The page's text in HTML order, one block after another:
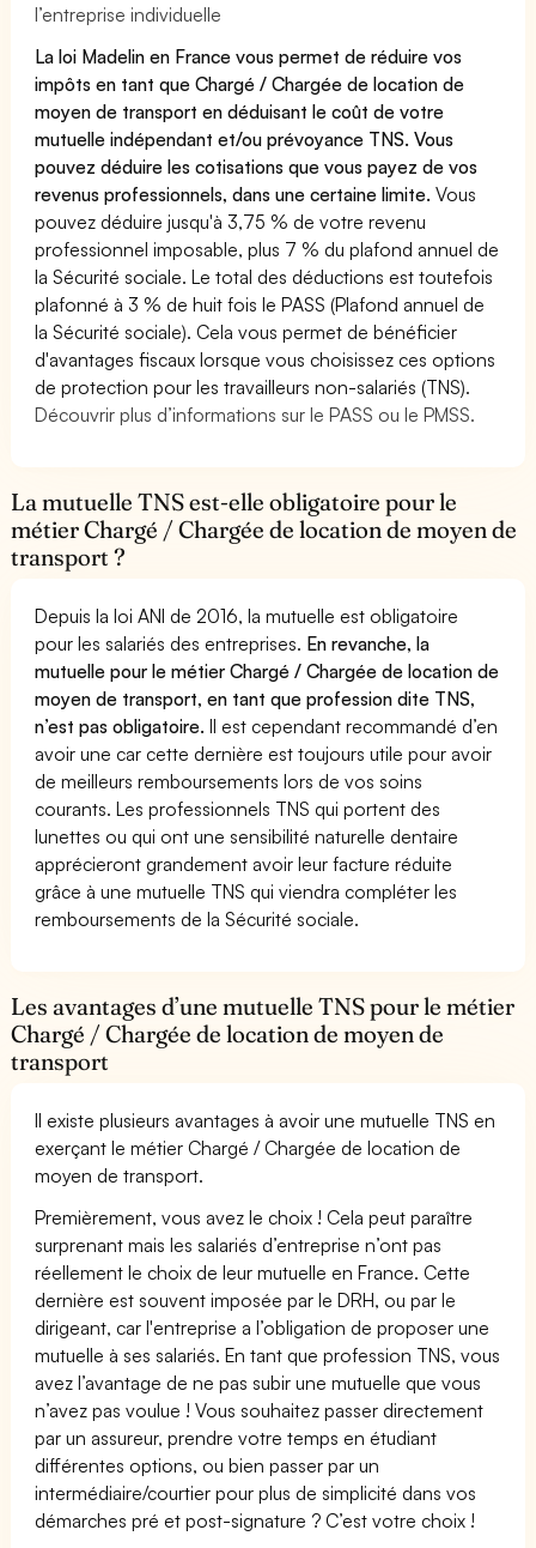
l’entreprise individuelle
La loi Madelin en France vous permet de réduire vos
impôts en tant que Chargé / Chargée de location de
moyen de transport en déduisant le coût de votre
mutuelle indépendant et/ou prévoyance TNS. Vous
pouvez déduire les cotisations que vous payez de vos
revenus professionnels, dans une certaine limite.Vous
pouvez déduire jusqu'à 3,75 % de votre revenu
professionnel imposable, plus 7 % du plafond annuel de
la Sécurité sociale. Le total des déductions est toutefois
plafonné à 3 % de huit fois le PASS (Plafond annuel de
la Sécurité sociale). Cela vous permet de bénéficier
d'avantages fiscaux lorsque vous choisissez ces options
de protection pour les travailleurs non-salariés (TNS).
Découvrir plus d’informations sur le PASS ou le PMSS.
La mutuelle TNS est-elle obligatoire pour le
métier Chargé / Chargée de location de moyen de
transport ?
Depuis la loi ANI de 2016, la mutuelle est obligatoire
pour les salariés des entreprises. En revanche, la
mutuelle pour le métier Chargé / Chargée de location de
moyen de transport, en tant que profession dite TNS,
n’est pas obligatoire.Il est cependant recommandé d’en
avoir une car cette dernière est toujours utile pour avoir
de meilleurs remboursements lors de vos soins
courants. Les professionnels TNS qui portent des
lunettes ou qui ont une sensibilité naturelle dentaire
apprécieront grandement avoir leur facture réduite
grâce à une mutuelle TNS qui viendra compléter les
remboursements de la Sécurité sociale.
Les avantages d’une mutuelle TNS pour le métier
Chargé / Chargée de location de moyen de
transport
Il existe plusieurs avantages à avoir une mutuelle TNS en
exerçant le métier Chargé / Chargée de location de
moyen de transport.
Premièrement, vous avez le choix ! Cela peut paraître
surprenant mais les salariés d’entreprise n’ont pas
réellement le choix de leur mutuelle en France. Cette
dernière est souvent imposée par le DRH, ou par le
dirigeant, car l'entreprise a l’obligation de proposer une
mutuelle à ses salariés. En tant que profession TNS, vous
avez l’avantage de ne pas subir une mutuelle que vous
n’avez pas voulue ! Vous souhaitez passer directement
par un assureur, prendre votre temps en étudiant
différentes options, ou bien passer par un
intermédiaire/courtier pour plus de simplicité dans vos
démarches pré et post-signature ? C’est votre choix !